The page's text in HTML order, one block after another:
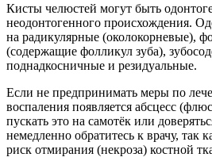
Кисты челюстей могут быть
неодонтогенного происхождения.
на радикулярные (околокорневые),
(содержащие фолликул зуба),
поднадкосничные и резидуальные.
Если не предпринимать меры по
воспаления появляется абсцесс
пускать это на самотёк или
немедленно обратитесь к врачу, так
риск отмирания (некроза) костной